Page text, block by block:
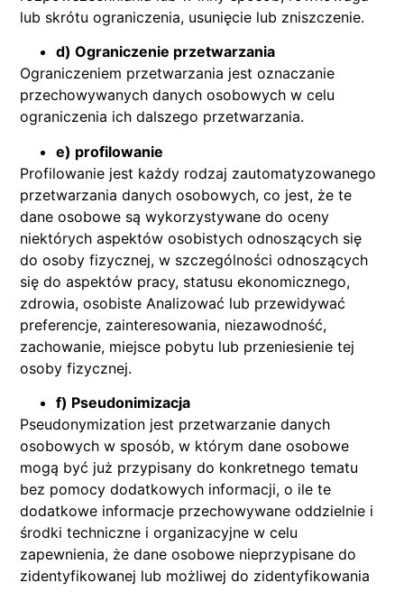
lub skrótu ograniczenia, usunięcie lub zniszczenie.
d) Ograniczenie przetwarzania
Ograniczeniem przetwarzania jest oznaczanie
przechowywanych danych osobowych w celu
ograniczenia ich dalszego przetwarzania.
e) profilowanie
Profilowanie jest każdy rodzaj zautomatyzowanego
przetwarzania danych osobowych, co jest, że te
dane osobowe są wykorzystywane do oceny
niektórych aspektów osobistych odnoszących się
do osoby fizycznej, w szczególności odnoszących
się do aspektów pracy, statusu ekonomicznego,
zdrowia, osobiste Analizować lub przewidywać
preferencje, zainteresowania, niezawodność,
zachowanie, miejsce pobytu lub przeniesienie tej
osoby fizycznej.
f) Pseudonimizacja
Pseudonymization jest przetwarzanie danych
osobowych w sposób, w którym dane osobowe
mogą być już przypisany do konkretnego tematu
bez pomocy dodatkowych informacji, o ile te
dodatkowe informacje przechowywane oddzielnie i
środki techniczne i organizacyjne w celu
zapewnienia, że ​​dane osobowe nieprzypisane do
zidentyfikowanej lub możliwej do zidentyfikowania